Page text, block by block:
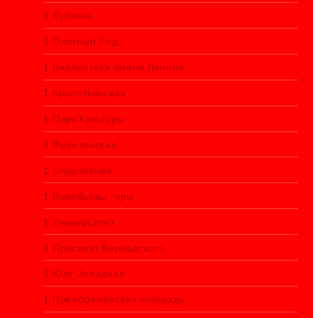
1 Лубянка
1 Охотный Ряд
1 Библиотека имени Ленина
1 Кропоткинская
1 Парк Культуры
1 Фрунзенская
1 Спортивная
1 Воробьёвы горы
1 Университет
1 Проспект Вернадского
1 Юго-Западная
1 Преображенская площадь